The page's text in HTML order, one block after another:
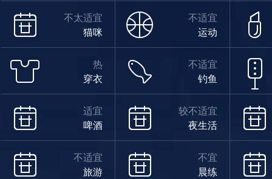
不太适宜
猫咪
不适宜
运动
热
穿衣
不适宜
钓鱼
适宜
啤酒
较不适宜
夜生活
不适宜
旅游
不宜
晨练